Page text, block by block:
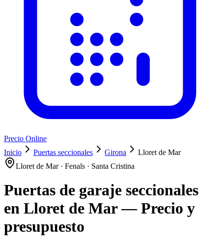
Precio Online
Inicio
Puertas seccionales Girona
Lloret de Mar
Lloret de Mar · Fenals · Santa Cristina
Puertas de garaje seccionales
en Lloret de Mar— Precio y
presupuesto